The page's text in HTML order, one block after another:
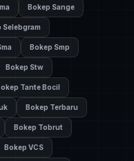
Bokep Sange
Selebgram
Bokep Smp
Bokep Stw
Tante Bocil
Bokep Terbaru
Bokep Tobrut
Bokep VCS